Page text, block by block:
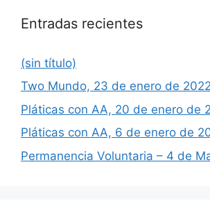
Entradas recientes
(sin título)
Two Mundo, 23 de enero de 2022
Pláticas con AA, 20 de enero de
Pláticas con AA, 6 de enero de
Permanencia Voluntaria – 4 de